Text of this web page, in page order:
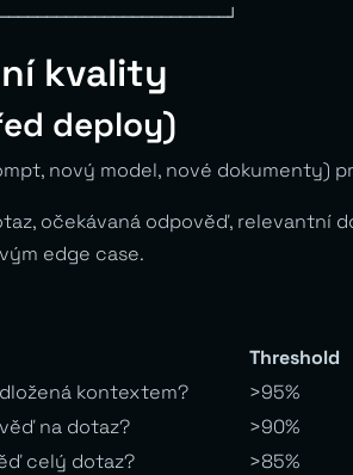
kvality
deploy)
nový model, nové dokumenty)
očekávaná odpověď,
edge case.
Threshold
kontextem?
>95%
na dotaz?
>90%
celý dotaz?
>85%